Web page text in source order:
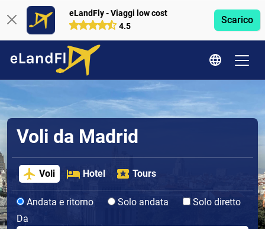
eLandFly - Viaggi low cost
4.5
Scarico
Voli da Madrid
Voli Hotel Tours
Andata e ritorno Solo andata
Solo diretto
Da